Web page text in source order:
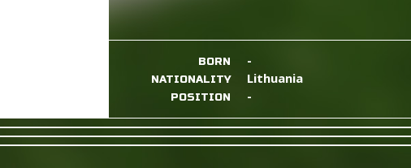
BORN -
NATIONALITY Lithuania
POSITION -